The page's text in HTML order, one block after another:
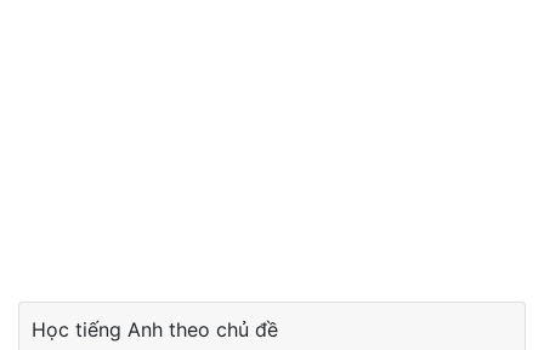
Học tiếng Anh theo chủ đề